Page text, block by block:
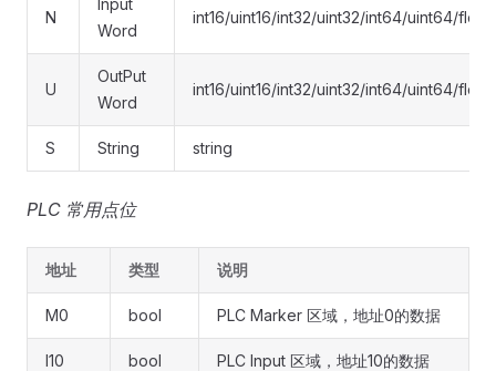
N
Input
Word
int16/uint16/int32/uint32/int64/uint64/
U
OutPut
Word
int16/uint16/int32/uint32/int64/uint64/
S String string
PLC 常用点位
地址 类型 说明
M0 bool PLC Marker 区域，地址0的数据
I10 bool PLC Input 区域，地址10的数据